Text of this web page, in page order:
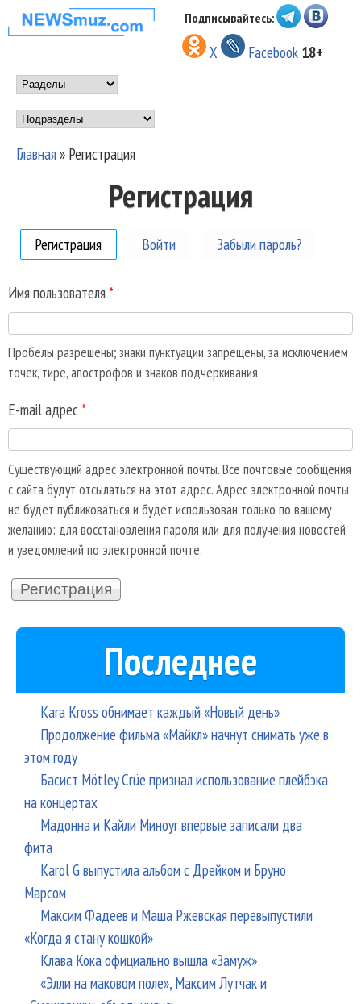
Перейти к основному
содержанию
НОВОСТИ
МУЗЫКИ И
ШОУ БИЗНЕСА
NEWSMUZ.COM
Подписывайтесь:
X Facebook 18+
Main menu
Подразделы
Главная» Регистрация
Регистрация
Регистрация (активная вкладка)
Войти Забыли пароль?
Имя пользователя *
Пробелы разрешены; знаки пунктуации запрещены, за исключением
точек, тире, апострофов и знаков подчеркивания.
E-mail адрес *
Существующий адрес электронной почты. Все почтовые сообщения
с сайта будут отсылаться на этот адрес. Адрес электронной почты
не будет публиковаться и будет использован только по вашему
желанию: для восстановления пароля или для получения новостей
и уведомлений по электронной почте.
Последнее
Kara Kross обнимает каждый «Новый день»
Продолжение фильма «Майкл» начнут снимать уже в
этом году
Басист Mötley Crüe признал использование плейбэка
на концертах
Мадонна и Кайли Миноуг впервые записали два
фита
Karol G выпустила альбом с Дрейком и Бруно
Марсом
Максим Фадеев и Маша Ржевская перевыпустили
«Когда я стану кошкой»
Клава Кока официально вышла «Замуж»
«Элли на маковом поле», Максим Лутчак и